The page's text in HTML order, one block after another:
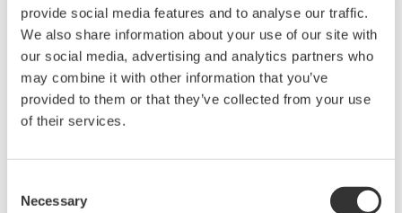
provide social media features and to analyse our traffic.
We also share information about your use of our site with
our social media, advertising and analytics partners who
may combine it with other information that you’ve
provided to them or that they’ve collected from your use
of their services.
Selection
Necessary